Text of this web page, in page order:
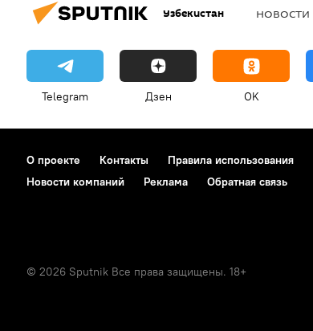
Узбекистан НОВОСТИ
Telegram Дзен OK
О проекте Контакты Правила использования
Новости компаний
Реклама Обратная связь
© 2026 Sputnik Все права защищены. 18+